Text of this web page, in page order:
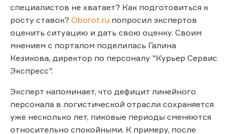
специалистов не хватает? Как подготовиться к
росту ставок? Oborot.ru попросил экспертов
оценить ситуацию и дать свою оценку. Своим
мнением с порталом поделилась Галина
Кезикова, директор по персоналу "Курьер Сервис
Экспресс".
Эксперт напоминает, что дефицит линейного
персонала в логистической отрасли сохраняется
уже несколько лет, пиковые периоды сменяются
относительно спокойными. К примеру, после